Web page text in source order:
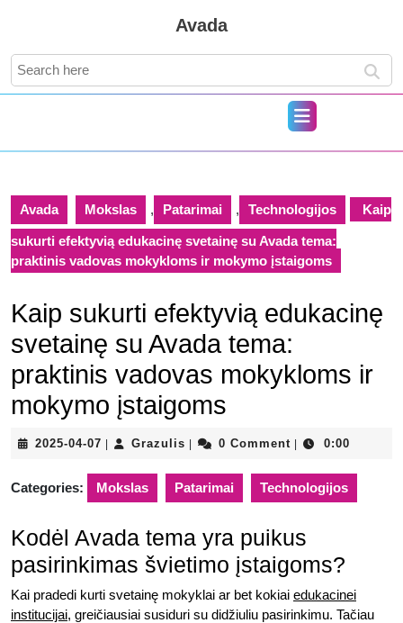
Avada
Search
for:
Open
Button
Avada Mokslas , Patarimai , Technologijos Kaip
sukurti efektyvią edukacinę svetainę su Avada tema:
praktinis vadovas mokykloms ir mokymo įstaigoms
Kaip sukurti efektyvią edukacinę
svetainę su Avada tema:
praktinis vadovas mokykloms ir
mokymo įstaigoms
2025-04-07 2025-
07
Grazulis Grazulis0 Comment 0:00
Categories: Mokslas Patarimai Technologijos
Kodėl Avada tema yra puikus
pasirinkimas švietimo įstaigoms?
Kai pradedi kurti svetainę mokyklai ar bet kokiai edukacinei
institucijai, greičiausiai susiduri su didžiuliu pasirinkimu. Tačiau